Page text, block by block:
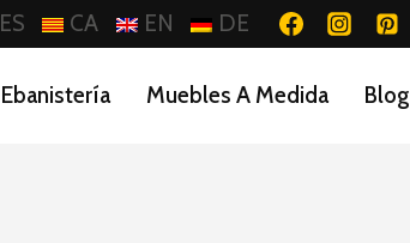
ES CA EN DE
Ebanistería Muebles A Medida Blog